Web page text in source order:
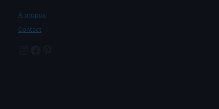
A propos
Contact